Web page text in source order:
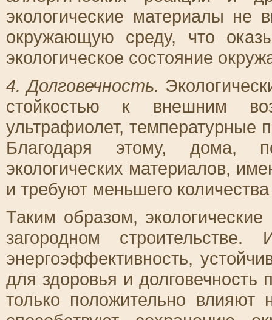
экологические материалы не
окружающую среду, что
экологическое состояние
4. Долговечность.
стойкостью к внешним
ультрафиолет, температурные
Благодаря этому, дома,
экологических материалов,
и требуют меньшего
Таким образом,
загородном строительстве.
энергоэффективность,
для здоровья и
только положительно